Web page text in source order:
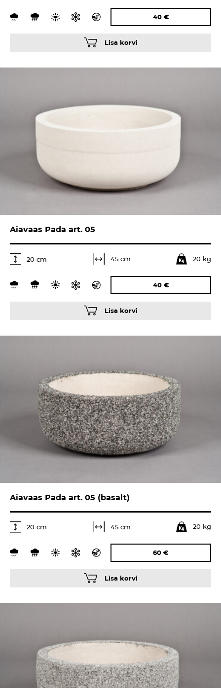
40 €
Lisa korvi
Aiavaas Pada art. 05
20 cm 45 cm 20 kg
40 €
Lisa korvi
Aiavaas Pada art. 05 (basalt)
20 cm 45 cm 20 kg
60 €
Lisa korvi